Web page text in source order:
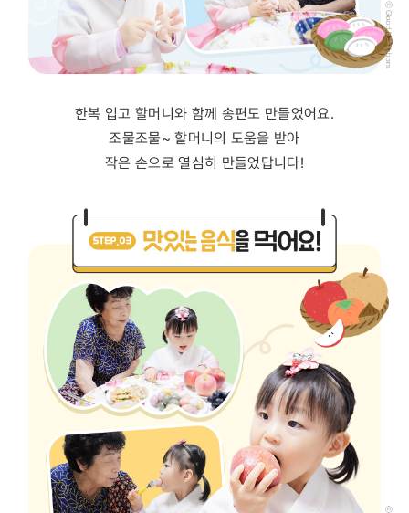
한복 입고 할머니와 함께 송편도 만들었어요.
조물조물~ 할머니의 도움을 받아
작은 손으로 열심히 만들었답니다!